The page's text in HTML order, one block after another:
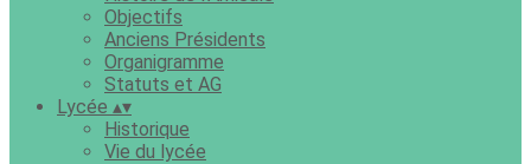
Objectifs
Anciens Présidents
Organigramme
Statuts et AG
Lycée ▴▾
Historique
Vie du lycée